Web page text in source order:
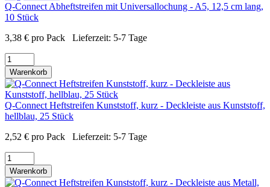
Q-Connect Abheftstreifen mit Universallochung - A5, 12,5 cm lang,
10 Stück
3,38 € pro Pack Lieferzeit: 5-7 Tage
Warenkorb
Q-Connect Heftstreifen Kunststoff, kurz - Deckleiste aus Kunststoff,
hellblau, 25 Stück
2,52 € pro Pack Lieferzeit: 5-7 Tage
Warenkorb